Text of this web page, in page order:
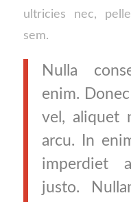
ultricies nec,
sem.
Nulla
enim.
vel, aliquet
arcu. In
imperdiet
justo.